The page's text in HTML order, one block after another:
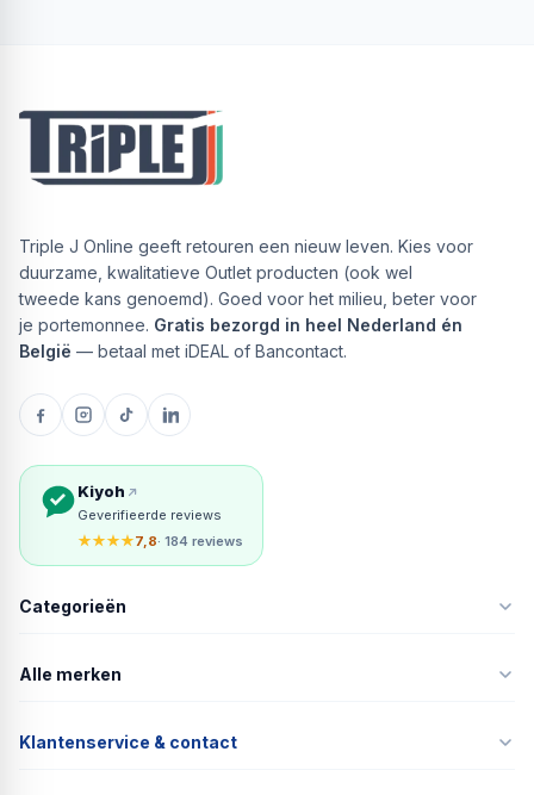
Triple J Online geeft retouren een nieuw leven. Kies voor
duurzame, kwalitatieve Outlet producten (ook wel
tweede kans genoemd). Goed voor het milieu, beter voor
je portemonnee. Gratis bezorgd in heel Nederland én
België — betaal met iDEAL of Bancontact.
Kiyoh
Geverifieerde reviews
★★★★7,8· 184 reviews
Categorieën
Alle merken
Klantenservice & contact